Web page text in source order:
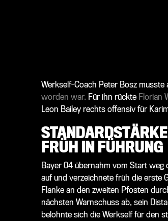
Werkself-Coach Peter Bosz musste
worden war. Für ihn rückte Florian
Leon Baileyrechts offensiv für
FRÜH IN FÜHRUNG
Bayer 04 übernahm vom Start
auf und verzeichnete früh die erste
Flanke an den zweiten Pfosten
nächsten Warnschuss ab, sein
belohnte sich die Werkself für den